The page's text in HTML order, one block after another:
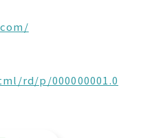
rd/p/000000001.0